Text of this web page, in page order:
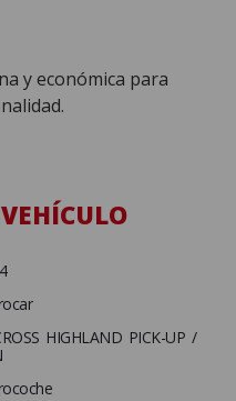
y económica para
HIGHLAND PICK-UP /